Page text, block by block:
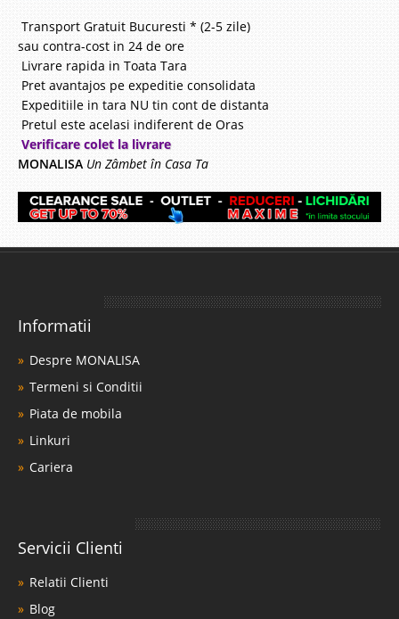
Transport Gratuit Bucuresti * (2-5 zile)
sau contra-cost in 24 de ore
Livrare rapida in Toata Tara
Pret avantajos pe expeditie consolidata
Expeditiile in tara NU tin cont de distanta
Pretul este acelasi indiferent de Oras
Verificare colet la livrare
MONALISA Un Zâmbet în Casa Ta
Informatii
Despre MONALISA
Termeni si Conditii
Piata de mobila
Linkuri
Cariera
Servicii Clienti
Relatii Clienti
Blog